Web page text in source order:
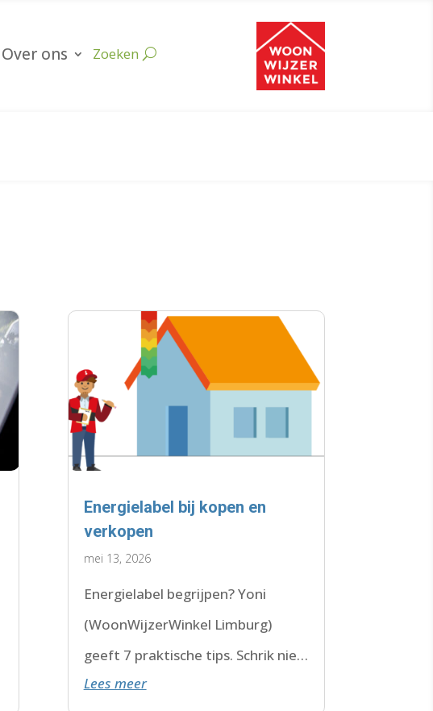
Over ons
Energielabel bij kopen en
verkopen
mei 13, 2026
Energielabel begrijpen? Yoni
(WoonWijzerWinkel Limburg)
geeft 7 praktische tips. Schrik niet
van F of G. Check de datum. Lees
Lees meer